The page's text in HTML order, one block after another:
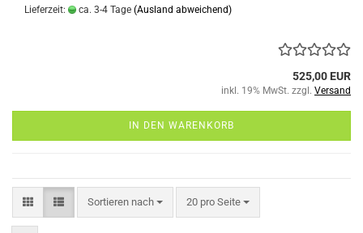
Lieferzeit: ca. 3-4 Tage (Ausland abweichend)
525,00 EUR
inkl. 19% MwSt. zzgl. Versand
IN DEN WARENKORB
Sortieren nach
Sortieren nach 20 pro Seite
pro Seite